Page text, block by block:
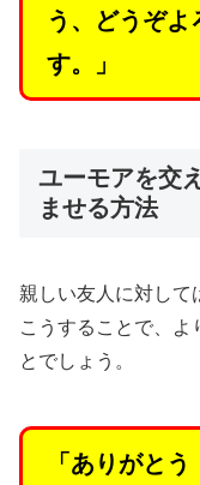
う、どうぞよ
す。」
ユーモアを交
ませる方法
親しい友人に対して
こうすることで、よ
とでしょう。
「ありがと